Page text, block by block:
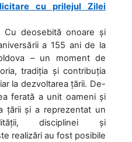
cu prilejul Zilei
Cu deosebită onoare și
a 155 ani de la
– un moment de
tradiția și contribuția
la dezvoltarea țării. De-
ferată a unit oameni și
țării și a reprezentat un
disciplinei și
realizări au fost posibile